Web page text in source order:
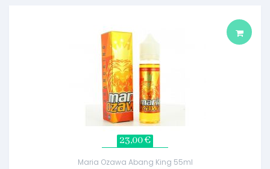
23,00 €
Maria Ozawa Abang King 55ml